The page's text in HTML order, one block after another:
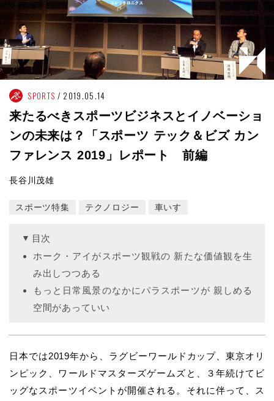
SPORTS 2019.05.14
来たるべきスポーツビジネスとイノベーショ
ンの未来は？「スポーツ テック＆ビズ カン
ファレンス 2019」レポート 前編
長谷川茂雄
スポーツ特集 テクノロジー 車いす
目次
ホーク・アイがスポーツ観戦の 新たな価値観を生
み出しつつある
もっと日常風景のなかにパラスポーツが 親しめる
空間があっていい
日本では2019年から、ラグビーワールドカップ、東京オリ
ンピック、ワールドマスターズゲームズと、３年続けてビ
ッグなスポーツイベントが開催される。それに伴って、ス